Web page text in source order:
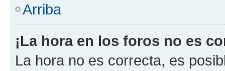
Arriba
¡La hora en los foros no es
La hora no es correcta, es